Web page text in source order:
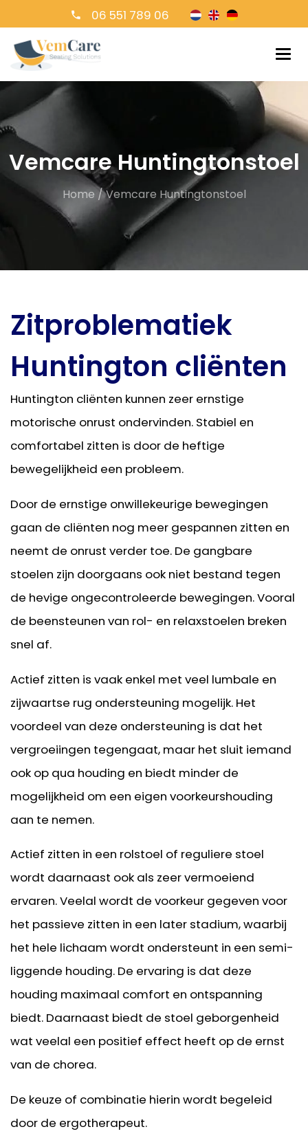
06 551 789 06
Vemcare Huntingtonstoel
Home/Vemcare Huntingtonstoel
Zitproblematiek
Huntington cliënten
Huntington cliënten kunnen zeer ernstige
motorische onrust ondervinden. Stabiel en
comfortabel zitten is door de heftige
bewegelijkheid een probleem.
Door de ernstige onwillekeurige bewegingen
gaan de cliënten nog meer gespannen zitten en
neemt de onrust verder toe. De gangbare
stoelen zijn doorgaans ook niet bestand tegen
de hevige ongecontroleerde bewegingen. Vooral
de beensteunen van rol- en relaxstoelen breken
snel af.
Actief zitten is vaak enkel met veel lumbale en
zijwaartse rug ondersteuning mogelijk. Het
voordeel van deze ondersteuning is dat het
vergroeiingen tegengaat, maar het sluit iemand
ook op qua houding en biedt minder de
mogelijkheid om een eigen voorkeurshouding
aan te nemen.
Actief zitten in een rolstoel of reguliere stoel
wordt daarnaast ook als zeer vermoeiend
ervaren. Veelal wordt de voorkeur gegeven voor
het passieve zitten in een later stadium, waarbij
het hele lichaam wordt ondersteunt in een semi-
liggende houding. De ervaring is dat deze
houding maximaal comfort en ontspanning
biedt. Daarnaast biedt de stoel geborgenheid
wat veelal een positief effect heeft op de ernst
van de chorea.
De keuze of combinatie hierin wordt begeleid
door de ergotherapeut.